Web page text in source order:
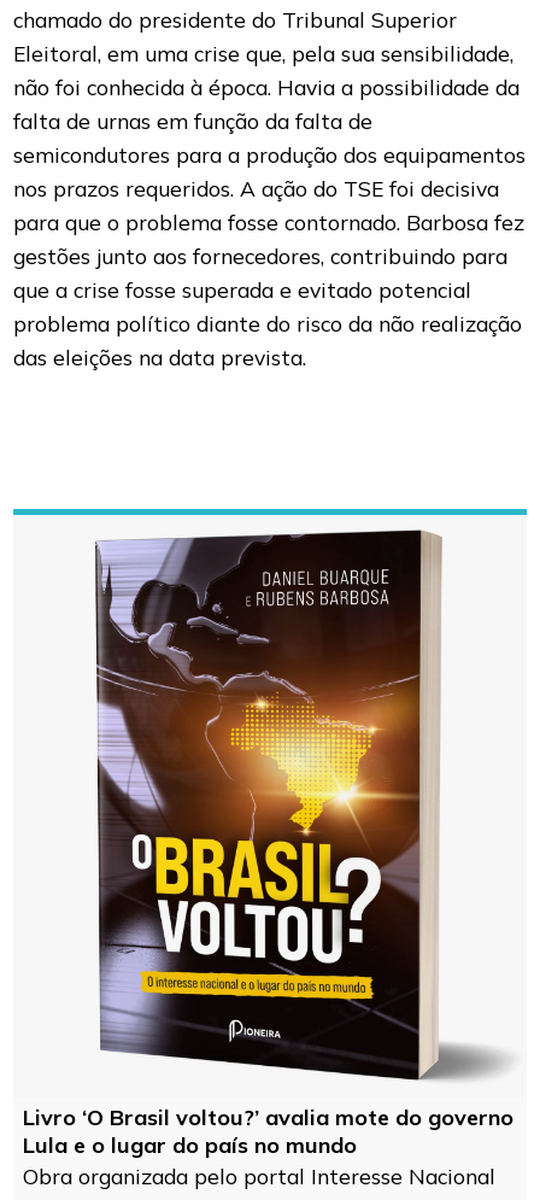
chamado do presidente do Tribunal Superior
Eleitoral, em uma crise que, pela sua sensibilidade,
não foi conhecida à época. Havia a possibilidade da
falta de urnas em função da falta de
semicondutores para a produção dos equipamentos
nos prazos requeridos. A ação do TSE foi decisiva
para que o problema fosse contornado. Barbosa fez
gestões junto aos fornecedores, contribuindo para
que a crise fosse superada e evitado potencial
problema político diante do risco da não realização
das eleições na data prevista.
Livro ‘O Brasil voltou?’ avalia mote do governo
Lula e o lugar do país no mundo
Obra organizada pelo portal Interesse Nacional